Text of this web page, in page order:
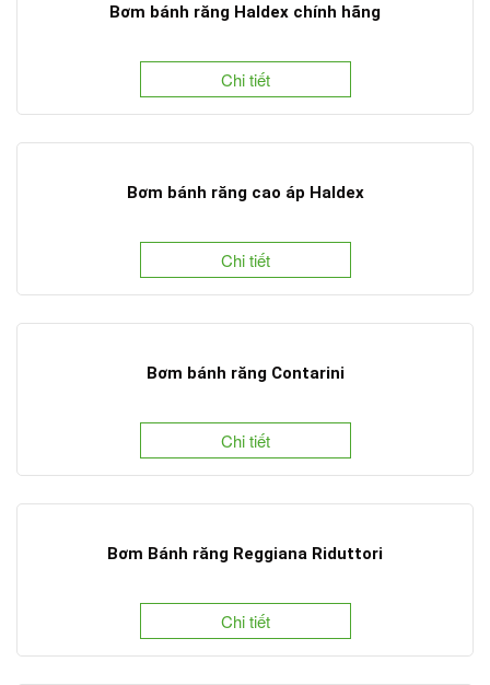
Bơm bánh răng Haldex chính hãng
Chi tiết
Bơm bánh răng cao áp Haldex
Chi tiết
Bơm bánh răng Contarini
Chi tiết
Bơm Bánh răng Reggiana Riduttori
Chi tiết